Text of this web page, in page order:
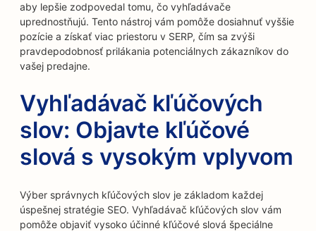
aby lepšie zodpovedal tomu, čo vyhľadávače
uprednostňujú. Tento nástroj vám pomôže dosiahnuť vyššie
pozície a získať viac priestoru v SERP, čím sa zvýši
pravdepodobnosť prilákania potenciálnych zákazníkov do
vašej predajne.
Vyhľadávač kľúčových
slov: Objavte kľúčové
slová s vysokým vplyvom
Výber správnych kľúčových slov je základom každej
úspešnej stratégie SEO. Vyhľadávač kľúčových slov vám
pomôže objaviť vysoko účinné kľúčové slová špeciálne